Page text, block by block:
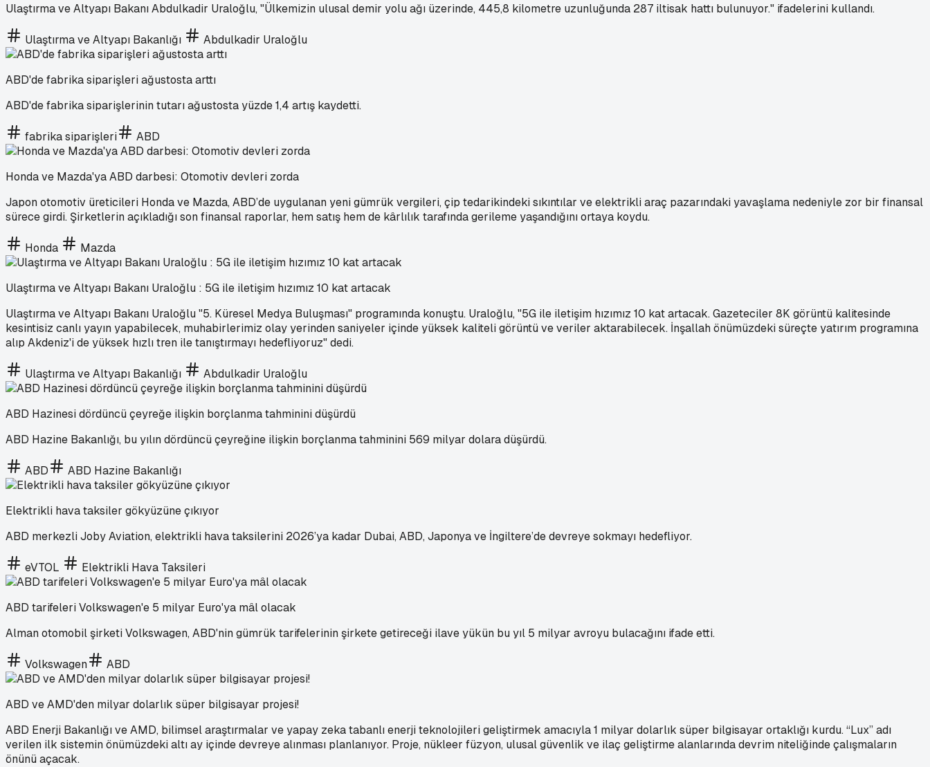
Ulaştırma ve Altyapı Bakanı Abdulkadir Uraloğlu, "Ülkemizin ulusal demir yolu ağı üzerinde, 445,8 kilometre uzunluğunda 287 iltisak hattı bulunuyor." ifadelerini kullandı.
Ulaştırma ve Altyapı Bakanlığı Abdulkadir Uraloğlu
ABD'de fabrika siparişleri ağustosta arttı
ABD'de fabrika siparişlerinin tutarı ağustosta yüzde 1,4 artış kaydetti.
fabrika siparişleri ABD
Honda ve Mazda'ya ABD darbesi: Otomotiv devleri zorda
Japon otomotiv üreticileri Honda ve Mazda, ABD’de uygulanan yeni gümrük vergileri, çip tedarikindeki sıkıntılar ve elektrikli araç pazarındaki yavaşlama nedeniyle zor bir finansal
sürece girdi. Şirketlerin açıkladığı son finansal raporlar, hem satış hem de kârlılık tarafında gerileme yaşandığını ortaya koydu.
Honda Mazda
Ulaştırma ve Altyapı Bakanı Uraloğlu : 5G ile iletişim hızımız 10 kat artacak
Ulaştırma ve Altyapı Bakanı Uraloğlu "5. Küresel Medya Buluşması" programında konuştu. Uraloğlu, "5G ile iletişim hızımız 10 kat artacak. Gazeteciler 8K görüntü kalitesinde
kesintisiz canlı yayın yapabilecek, muhabirlerimiz olay yerinden saniyeler içinde yüksek kaliteli görüntü ve veriler aktarabilecek. İnşallah önümüzdeki süreçte yatırım programına
alıp Akdeniz'i de yüksek hızlı tren ile tanıştırmayı hedefliyoruz" dedi.
Ulaştırma ve Altyapı Bakanlığı Abdulkadir Uraloğlu
ABD Hazinesi dördüncü çeyreğe ilişkin borçlanma tahminini düşürdü
ABD Hazine Bakanlığı, bu yılın dördüncü çeyreğine ilişkin borçlanma tahminini 569 milyar dolara düşürdü.
ABD ABD Hazine Bakanlığı
Elektrikli hava taksiler gökyüzüne çıkıyor
ABD merkezli Joby Aviation, elektrikli hava taksilerini 2026’ya kadar Dubai, ABD, Japonya ve İngiltere’de devreye sokmayı hedefliyor.
eVTOL Elektrikli Hava Taksileri
ABD tarifeleri Volkswagen'e 5 milyar Euro'ya mâl olacak
Alman otomobil şirketi Volkswagen, ABD'nin gümrük tarifelerinin şirkete getireceği ilave yükün bu yıl 5 milyar avroyu bulacağını ifade etti.
Volkswagen ABD
ABD ve AMD'den milyar dolarlık süper bilgisayar projesi!
ABD Enerji Bakanlığı ve AMD, bilimsel araştırmalar ve yapay zeka tabanlı enerji teknolojileri geliştirmek amacıyla 1 milyar dolarlık süper bilgisayar ortaklığı kurdu. “Lux” adı
verilen ilk sistemin önümüzdeki altı ay içinde devreye alınması planlanıyor. Proje, nükleer füzyon, ulusal güvenlik ve ilaç geliştirme alanlarında devrim niteliğinde çalışmaların
önünü açacak.